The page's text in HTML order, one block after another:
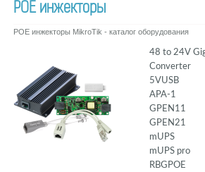
POE инжекторы
POE инжекторы MikroTik - каталог оборудования
48 to 24V
Converter
5VUSB
APA-1
GPEN11
GPEN21
mUPS
mUPS pro
RBGPOE